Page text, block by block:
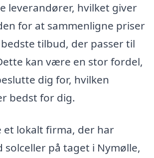
leverandører, hvilket giver
for at sammenligne priser
tilbud, der passer til
kan være en stor fordel,
dig for, hvilken
bedst for dig.
et lokalt firma, der har
solceller på taget i Nymølle,